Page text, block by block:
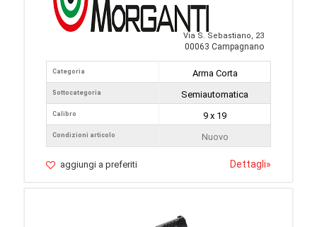
Via S. Sebastiano, 23
00063 Campagnano
Categoria
Sottocategoria
Calibro
Condizioni articolo
Arma Corta
Semiautomatica
9 x 19
Nuovo
aggiungi a preferiti Dettagli»